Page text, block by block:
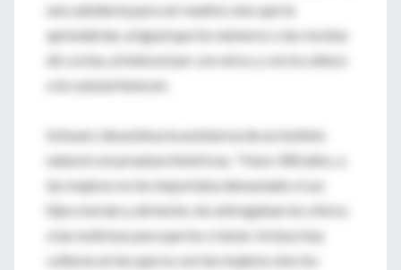
una sabiduría para ser madres sino que la
aprenderían, al igual que los números o las recetas
de cocina, al interactuar con otros y con la cultura
a la cual pertenecen.
Schwarz desestima la existencia de un instinto
natural con pruebas históricas. "Hace 300 años, a
las mujeres no les importaba demasiado si sus
hijos morían y, de hecho, les entregaban los chicos
a las nodrizas para que los criaran. Incluso hay
culturas en las que no son las mujeres sino los